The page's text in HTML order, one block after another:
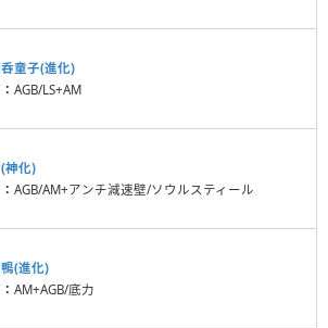
童子(進化)
AGB/LS+AM
神化)
AGB/AM+アンチ減速壁/ソウルスティール
(進化)
AM+AGB/底力